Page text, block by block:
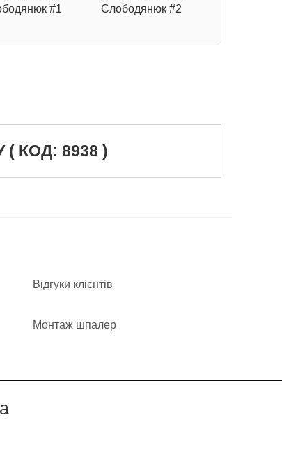
КОД: 8938 )
Відгуки клієнтів
Монтаж шпалер